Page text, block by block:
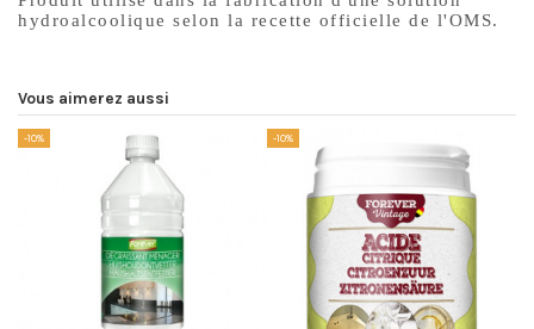
hydroalcoolique selon la recette officielle de l'OMS.
Vous aimerez aussi
-10% -10%